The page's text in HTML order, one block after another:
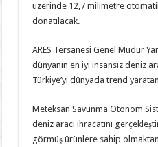
üzerinde 12,7 milimetre
donatılacak.
ARES Tersanesi Genel Müdür
dünyanın en iyi insansız deniz
Türkiye’yi dünyada trend
Meteksan Savunma Otonom
deniz aracı ihracatını
görmüş ürünlere sahip